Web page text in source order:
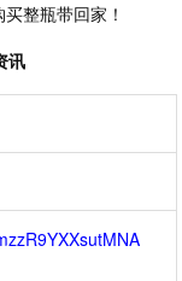
整瓶带回家！
讯